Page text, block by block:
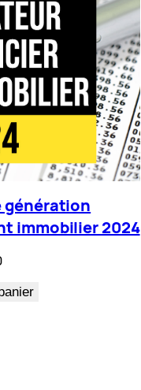
génération
immobilier 2024